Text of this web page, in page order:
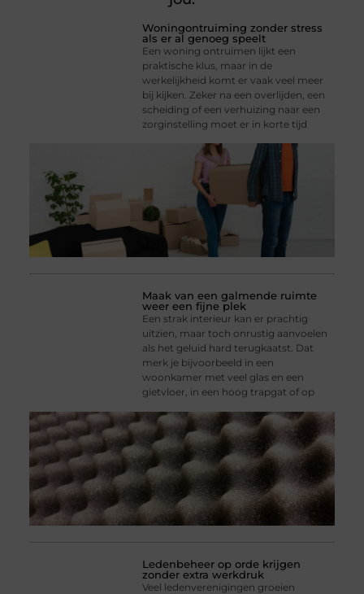
Woningontruiming zonder stress
als er al genoeg speelt
Een woning ontruimen lijkt een
praktische klus, maar in de
werkelijkheid komt er vaak veel meer
bij kijken. Zeker na een overlijden, een
scheiding of een verhuizing naar een
zorginstelling moet er in korte tijd
Maak van een galmende ruimte
weer een fijne plek
Een strak interieur kan er prachtig
uitzien, maar toch onrustig aanvoelen
als het geluid hard terugkaatst. Dat
merk je bijvoorbeeld in een
woonkamer met veel glas en een
gietvloer, in een hoog trapgat of op
Ledenbeheer op orde krijgen
zonder extra werkdruk
Veel ledenverenigingen groeien